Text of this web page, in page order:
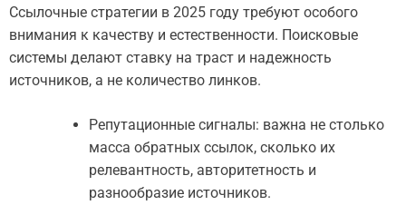
Ссылочные стратегии в 2025 году требуют особого
внимания к качеству и естественности. Поисковые
системы делают ставку на траст и надежность
источников, а не количество линков.
Репутационные сигналы: важна не столько
масса обратных ссылок, сколько их
релевантность, авторитетность и
разнообразие источников.